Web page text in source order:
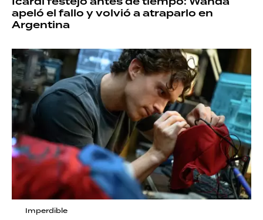
apeló el fallo y volvió a atraparlo en
Argentina
Imperdible